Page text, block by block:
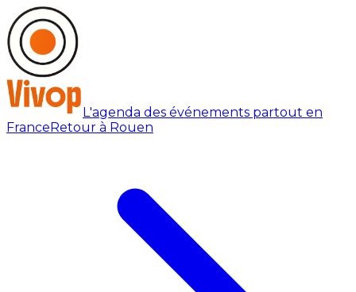
L'agenda des événements partout en
FranceRetour à Rouen